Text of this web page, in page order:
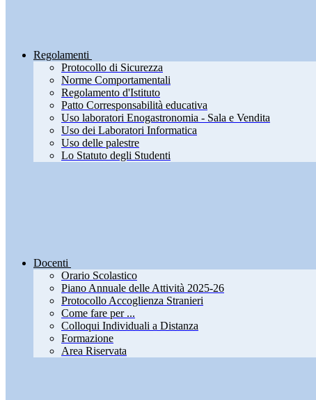
Regolamenti
Protocollo di Sicurezza
Norme Comportamentali
Regolamento d'Istituto
Patto Corresponsabilità educativa
Uso laboratori Enogastronomia - Sala e Vendita
Uso dei Laboratori Informatica
Uso delle palestre
Lo Statuto degli Studenti
Docenti
Orario Scolastico
Piano Annuale delle Attività 2025-26
Protocollo Accoglienza Stranieri
Come fare per ...
Colloqui Individuali a Distanza
Formazione
Area Riservata